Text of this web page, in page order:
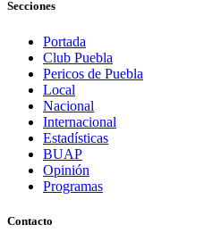
Secciones
Portada
Club Puebla
Pericos de Puebla
Local
Nacional
Internacional
Estadísticas
BUAP
Opinión
Programas
Contacto